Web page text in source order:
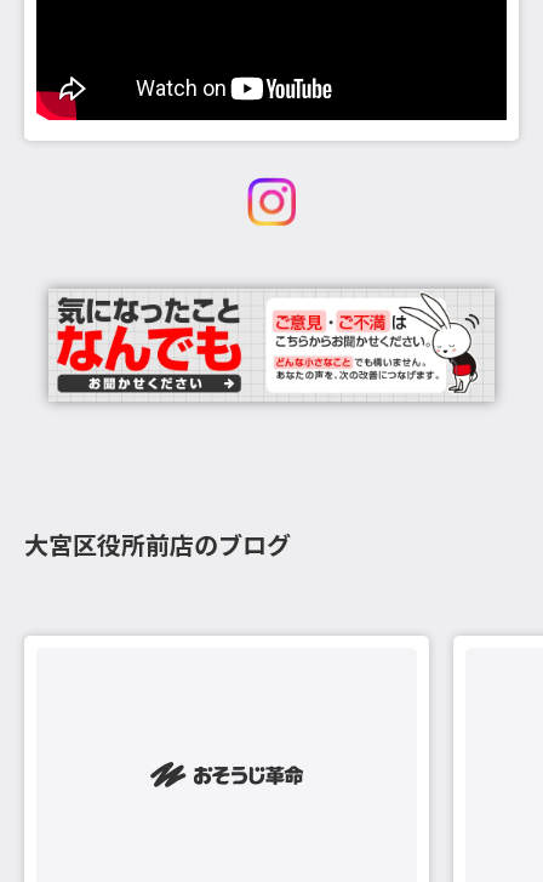
大宮区役所前店のブログ